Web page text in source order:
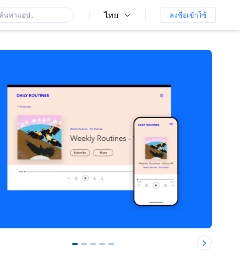
ไทย ลงชื่อเข้าใช้
0 1 2 3 4